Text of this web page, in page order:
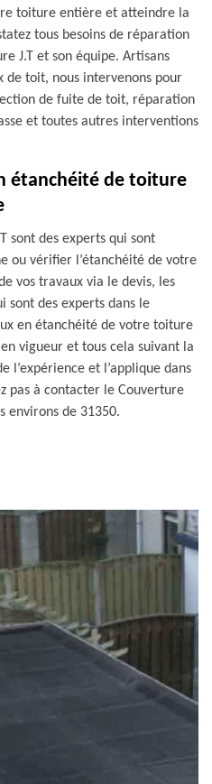
toiture entière et atteindre la
tous besoins de réparation
J.T et son équipe. Artisans
de toit, nous intervenons pour
de fuite de toit, réparation
et toutes autres interventions
étanchéité de toiture
sont des experts qui sont
ou vérifier l’étanchéité de votre
vos travaux via le devis, les
sont des experts dans le
en étanchéité de votre toiture
vigueur et tous cela suivant la
l’expérience et l’applique dans
pas à contacter le Couverture
environs de 31350.